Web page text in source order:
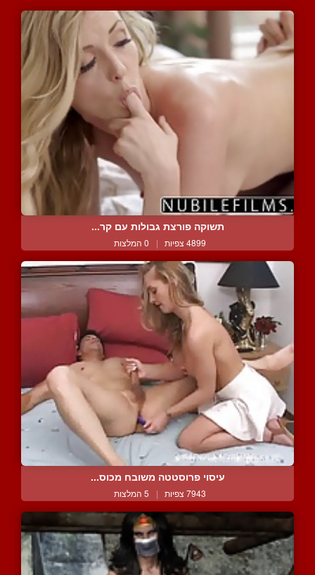
תשוקה פורצת גבולות עם קר...
4899 צפיות | 0 המלצות
עיסוי פרוסטטה משובח מכוס...
7943 צפיות | 5 המלצות